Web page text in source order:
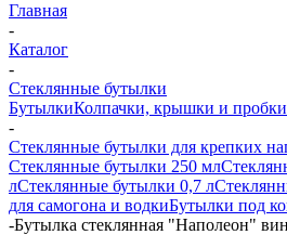
Главная
-
Каталог
-
Стеклянные бутылки
БутылкиКолпачки, крышки и пробки
-
Стеклянные бутылки для крепких
Стеклянные бутылки 250 мл
лСтеклянные бутылки 0,7 л
для самогона и водкиБутылки под
-Бутылка стеклянная "Наполеон"